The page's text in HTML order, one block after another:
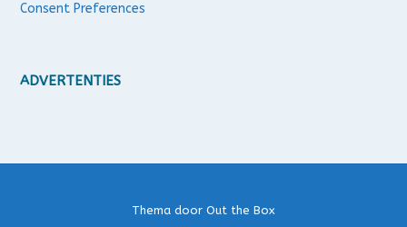
Consent Preferences
ADVERTENTIES
Thema door Out the Box